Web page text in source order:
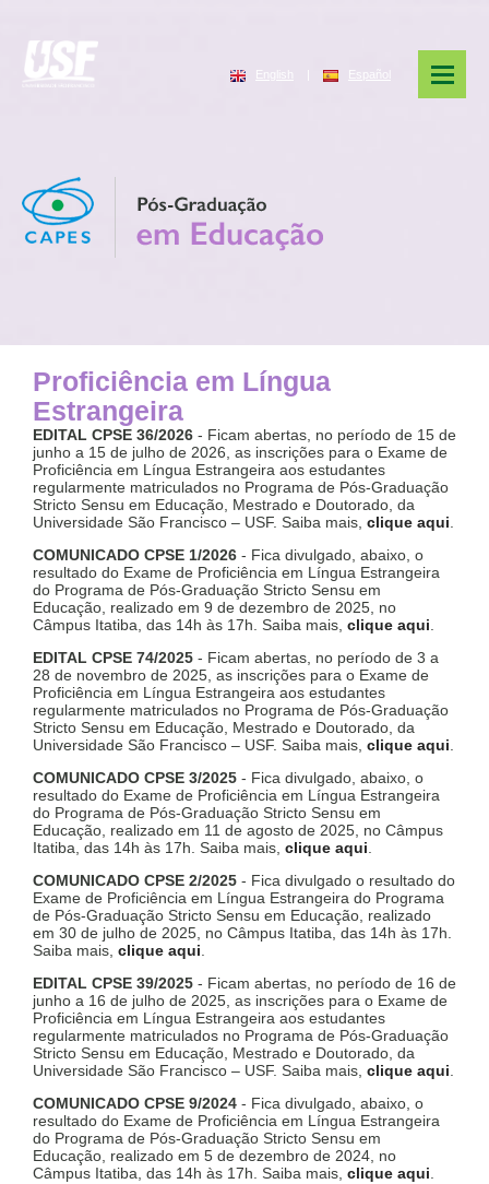
English | Español
Proficiência em Língua
Estrangeira
EDITAL CPSE 36/2026 - Ficam abertas, no período de 15 de
junho a 15 de julho de 2026, as inscrições para o Exame de
Proficiência em Língua Estrangeira aos estudantes
regularmente matriculados no Programa de Pós-Graduação
Stricto Sensu em Educação, Mestrado e Doutorado, da
Universidade São Francisco – USF. Saiba mais, clique aqui.
COMUNICADO CPSE 1/2026 - Fica divulgado, abaixo, o
resultado do Exame de Proficiência em Língua Estrangeira
do Programa de Pós-Graduação Stricto Sensu em
Educação, realizado em 9 de dezembro de 2025, no
Câmpus Itatiba, das 14h às 17h. Saiba mais, clique aqui.
EDITAL CPSE 74/2025 - Ficam abertas, no período de 3 a
28 de novembro de 2025, as inscrições para o Exame de
Proficiência em Língua Estrangeira aos estudantes
regularmente matriculados no Programa de Pós-Graduação
Stricto Sensu em Educação, Mestrado e Doutorado, da
Universidade São Francisco – USF. Saiba mais, clique aqui.
COMUNICADO CPSE 3/2025 - Fica divulgado, abaixo, o
resultado do Exame de Proficiência em Língua Estrangeira
do Programa de Pós-Graduação Stricto Sensu em
Educação, realizado em 11 de agosto de 2025, no Câmpus
Itatiba, das 14h às 17h. Saiba mais, clique aqui.
COMUNICADO CPSE 2/2025 - Fica divulgado o resultado do
Exame de Proficiência em Língua Estrangeira do Programa
de Pós-Graduação Stricto Sensu em Educação, realizado
em 30 de julho de 2025, no Câmpus Itatiba, das 14h às 17h.
Saiba mais, clique aqui.
EDITAL CPSE 39/2025 - Ficam abertas, no período de 16 de
junho a 16 de julho de 2025, as inscrições para o Exame de
Proficiência em Língua Estrangeira aos estudantes
regularmente matriculados no Programa de Pós-Graduação
Stricto Sensu em Educação, Mestrado e Doutorado, da
Universidade São Francisco – USF. Saiba mais, clique aqui.
COMUNICADO CPSE 9/2024 - Fica divulgado, abaixo, o
resultado do Exame de Proficiência em Língua Estrangeira
do Programa de Pós-Graduação Stricto Sensu em
Educação, realizado em 5 de dezembro de 2024, no
Câmpus Itatiba, das 14h às 17h. Saiba mais, clique aqui.